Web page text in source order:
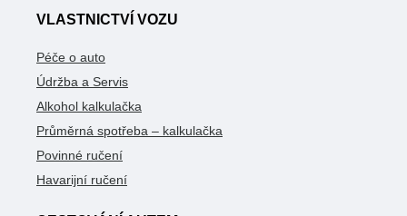
VLASTNICTVÍ VOZU
Péče o auto
Údržba a Servis
Alkohol kalkulačka
Průměrná spotřeba – kalkulačka
Povinné ručení
Havarijní ručení